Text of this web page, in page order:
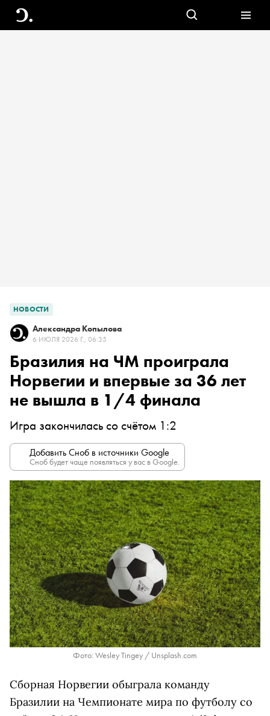
НОВОСТИ
Александра Копылова
6 ИЮЛЯ 2026 Г., 06:35
Бразилия на ЧМ проиграла
Норвегии и впервые за 36 лет
не вышла в 1/4 финала
Игра закончилась со счётом 1:2
Добавить Сноб в источники Google
Сноб будет чаще появляться у вас в Google.
Фото: Wesley Tingey / Unsplash.com
Сборная Норвегии обыграла команду
Бразилии на Чемпионате мира по футболу со